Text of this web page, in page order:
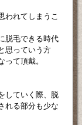
われてしまうこ
脱毛できる時代
思っていう方
って頂戴。
していく際、脱
れる部分も少な